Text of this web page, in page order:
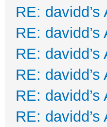
RE: davidd’s
RE: davidd’s
RE: davidd’s
RE: davidd’s
RE: davidd’s
RE: davidd’s